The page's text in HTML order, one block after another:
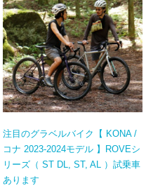
注目のグラベルバイク【 KONA /
コナ 2023-2024モデル 】ROVEシ
リーズ（ ST DL, ST, AL ）試乗車
あります